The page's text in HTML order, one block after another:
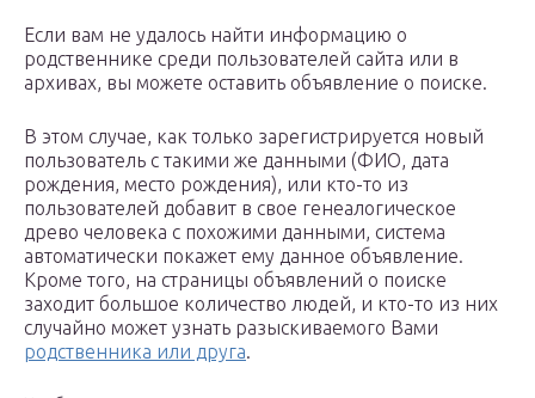
Если вам не удалось найти информацию о
родственнике среди пользователей сайта или в
архивах, вы можете оставить объявление о поиске.
В этом случае, как только зарегистрируется новый
пользователь с такими же данными (ФИО, дата
рождения, место рождения), или кто-то из
пользователей добавит в свое генеалогическое
древо человека с похожими данными, система
автоматически покажет ему данное объявление.
Кроме того, на страницы объявлений о поиске
заходит большое количество людей, и кто-то из них
случайно может узнать разыскиваемого Вами
родственника или друга.